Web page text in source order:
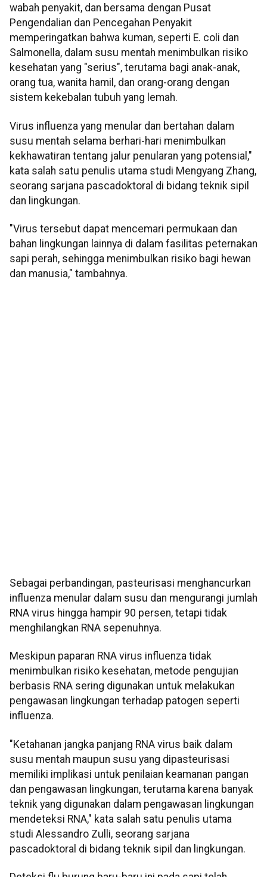
wabah penyakit, dan bersama dengan Pusat
Pengendalian dan Pencegahan Penyakit
memperingatkan bahwa kuman, seperti E. coli dan
Salmonella, dalam susu mentah menimbulkan risiko
kesehatan yang "serius", terutama bagi anak-anak,
orang tua, wanita hamil, dan orang-orang dengan
sistem kekebalan tubuh yang lemah.
Virus influenza yang menular dan bertahan dalam
susu mentah selama berhari-hari menimbulkan
kekhawatiran tentang jalur penularan yang potensial,"
kata salah satu penulis utama studi Mengyang Zhang,
seorang sarjana pascadoktoral di bidang teknik sipil
dan lingkungan.
"Virus tersebut dapat mencemari permukaan dan
bahan lingkungan lainnya di dalam fasilitas peternakan
sapi perah, sehingga menimbulkan risiko bagi hewan
dan manusia," tambahnya.
Sebagai perbandingan, pasteurisasi menghancurkan
influenza menular dalam susu dan mengurangi jumlah
RNA virus hingga hampir 90 persen, tetapi tidak
menghilangkan RNA sepenuhnya.
Meskipun paparan RNA virus influenza tidak
menimbulkan risiko kesehatan, metode pengujian
berbasis RNA sering digunakan untuk melakukan
pengawasan lingkungan terhadap patogen seperti
influenza.
"Ketahanan jangka panjang RNA virus baik dalam
susu mentah maupun susu yang dipasteurisasi
memiliki implikasi untuk penilaian keamanan pangan
dan pengawasan lingkungan, terutama karena banyak
teknik yang digunakan dalam pengawasan lingkungan
mendeteksi RNA," kata salah satu penulis utama
studi Alessandro Zulli, seorang sarjana
pascadoktoral di bidang teknik sipil dan lingkungan.